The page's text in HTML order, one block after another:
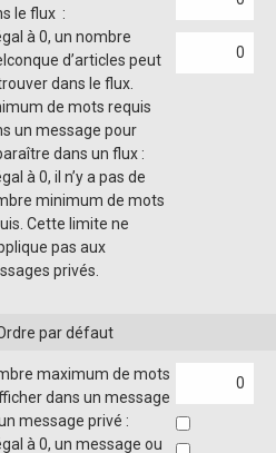
le flux :
à 0, un nombre
d’articles peut
dans le flux.
de mots requis
un message pour
dans un flux :
à 0, il n’y a pas de
minimum de mots
Cette limite ne
pas aux
privés.
maximum de mots
dans un message
message privé :
à 0, un message ou